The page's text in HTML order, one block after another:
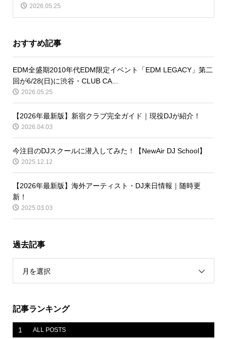
2026.05.25
おすすめ記事
EDM全盛期2010年代EDM限定イベント「EDM LEGACY」第二
回が6/28(日)に渋谷・CLUB CA...
2026.05.25
【2026年最新版】新宿クラブ完全ガイド｜現役DJが紹介！
2026.04.03
今注目のDJスクールに潜入してみた！【NewAir DJ School】
2025.12.12
【2026年最新版】海外アーティスト・DJ来日情報｜随時更
新！
2025.03.03
過去記事
月を選択
記事ランキング
1 ALL POSTS